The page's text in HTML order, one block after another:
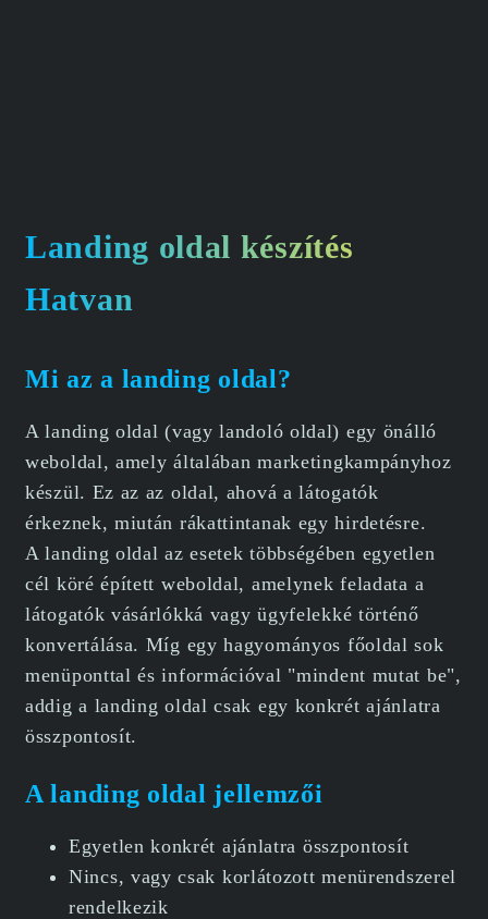
Landing oldal készítés
Hatvan
Mi az a landing oldal?
A landing oldal (vagy landoló oldal) egy önálló
weboldal, amely általában marketingkampányhoz
készül. Ez az az oldal, ahová a látogatók
érkeznek, miután rákattintanak egy hirdetésre.
A landing oldal az esetek többségében egyetlen
cél köré épített weboldal, amelynek feladata a
látogatók vásárlókká vagy ügyfelekké történő
konvertálása. Míg egy hagyományos főoldal sok
menüponttal és információval "mindent mutat be",
addig a landing oldal csak egy konkrét ajánlatra
összpontosít.
A landing oldal jellemzői
Egyetlen konkrét ajánlatra összpontosít
Nincs, vagy csak korlátozott menürendszerel
rendelkezik